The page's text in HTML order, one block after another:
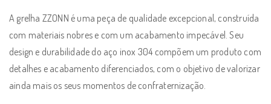
quantity
A grelha ZZONN é uma peça de qualidade excepcional, construída
com materiais nobres e com um acabamento impecável. Seu
design e durabilidade do aço inox 304 compõem um produto com
detalhes e acabamento diferenciados, com o objetivo de valorizar
ainda mais os seus momentos de confraternização.